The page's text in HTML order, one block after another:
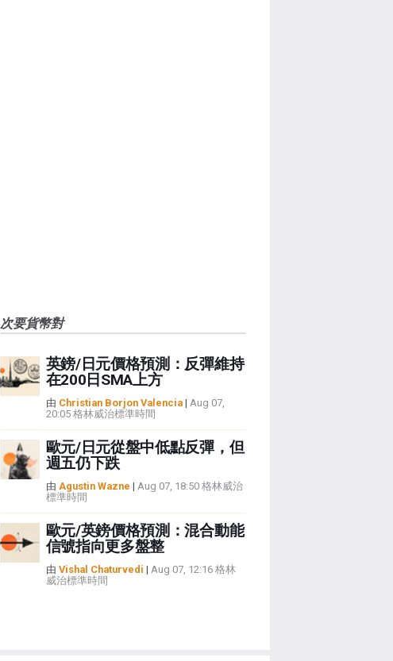
次要貨幣對
英鎊/日元價格預測：反彈維持
在200日SMA上方
由 Christian Borjon Valencia| Aug 07,
20:05 格林威治標準時間
歐元/日元從盤中低點反彈，但
週五仍下跌
由 Agustin Wazne | Aug 07, 18:50 格林威治
標準時間
歐元/英鎊價格預測：混合動能
信號指向更多盤整
由 Vishal Chaturvedi | Aug 07, 12:16 格林
威治標準時間